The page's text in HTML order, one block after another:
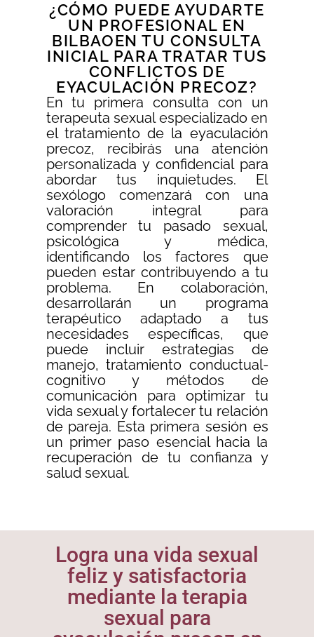
¿CÓMO PUEDE AYUDARTE
UN PROFESIONAL EN
BILBAOEN TU CONSULTA
INICIAL PARA TRATAR TUS
CONFLICTOS DE
EYACULACIÓN PRECOZ?
En tu primera consulta con un
terapeuta sexual especializado en
el tratamiento de la eyaculación
precoz, recibirás una atención
personalizada y confidencial para
abordar tus inquietudes. El
sexólogo comenzará con una
valoración integral para
comprender tu pasado sexual,
psicológica y médica,
identificando los factores que
pueden estar contribuyendo a tu
problema. En colaboración,
desarrollarán un programa
terapéutico adaptado a tus
necesidades específicas, que
puede incluir estrategias de
manejo, tratamiento conductual-
cognitivo y métodos de
comunicación para optimizar tu
vida sexual y fortalecer tu relación
de pareja. Esta primera sesión es
un primer paso esencial hacia la
recuperación de tu confianza y
salud sexual.
Logra una vida sexual
feliz y satisfactoria
mediante la terapia
sexual para